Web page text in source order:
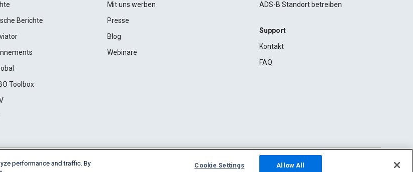
Berichte
Toolbox
Mit uns werben
Presse
Blog
Webinare
ADS-B Standort betreiben
Support
Kontakt
FAQ
performance and traffic. By
Cookie Settings Allow All